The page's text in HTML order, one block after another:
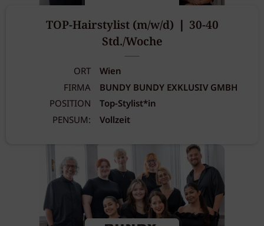
TOP-Hairstylist (m/w/d) ❘ 30-40
Std./Woche
ORT
Wien
FIRMA
BUNDY BUNDY EXKLUSIV GMBH
POSITION
Top-Stylist*in
PENSUM:
Vollzeit